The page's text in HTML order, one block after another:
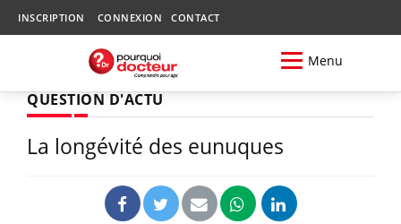
INSCRIPTION CONNEXION CONTACT
Menu
QUESTION D'ACTU
La longévité des eunuques